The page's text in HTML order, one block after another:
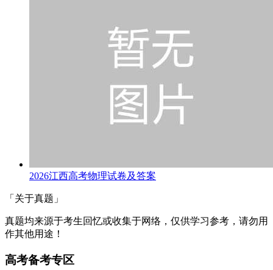
2026江西高考物理试卷及答案
「关于真题」
真题均来源于考生回忆或收集于网络，仅供学习参考，请勿用
作其他用途！
高考备考专区